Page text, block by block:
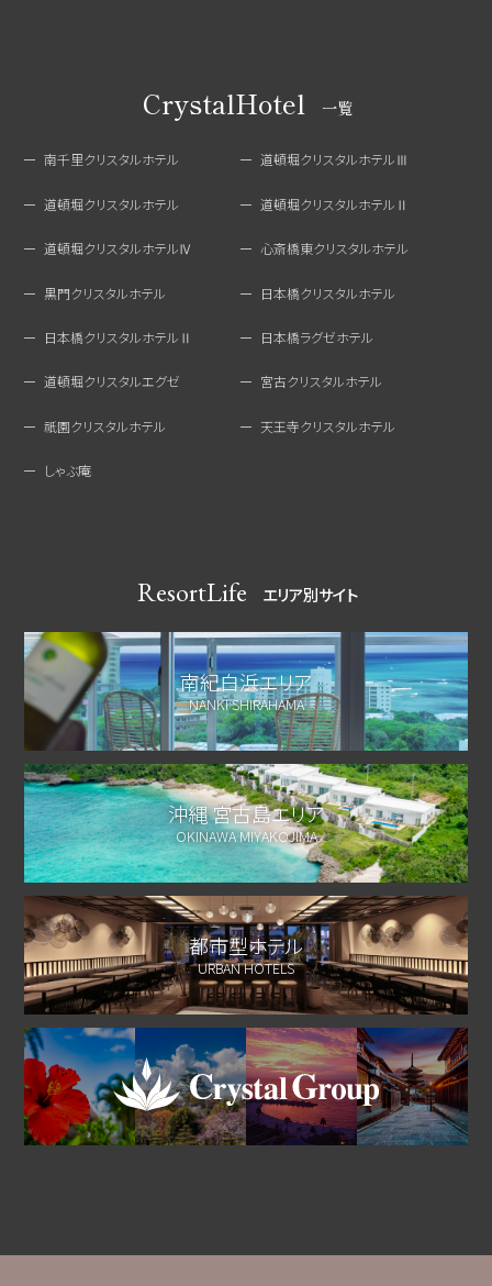
CrystalHotel 一覧
南千里クリスタルホテル 道頓堀クリスタルホテルⅢ
道頓堀クリスタルホテル 道頓堀クリスタルホテルⅡ
道頓堀クリスタルホテルⅣ 心斎橋東クリスタルホテル
黒門クリスタルホテル 日本橋クリスタルホテル
日本橋クリスタルホテルⅡ 日本橋ラグゼホテル
道頓堀クリスタルエグゼ 宮古クリスタルホテル
祇園クリスタルホテル 天王寺クリスタルホテル
しゃぶ庵
ResortLife エリア別サイト
南紀白浜エリア
NANKI SHIRAHAMA
沖縄 宮古島エリア
OKINAWA MIYAKOJIMA
都市型ホテル
URBAN HOTELS